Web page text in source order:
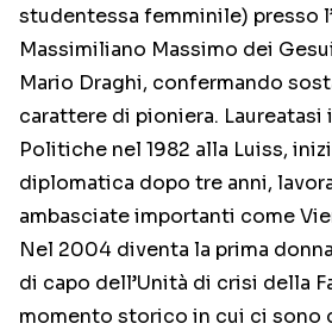
studentessa femminile) presso
Massimiliano Massimo dei
Mario Draghi, confermando
carattere di pioniera. Laureatasi
Politiche nel 1982 alla Luiss,
diplomatica dopo tre anni,
ambasciate importanti come
Nel 2004 diventa la prima
di capo dell’Unità di crisi della
momento storico in cui ci sono